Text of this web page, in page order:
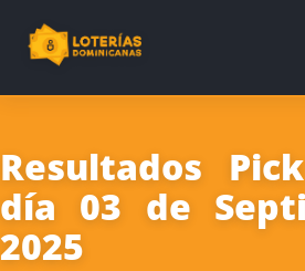
Resultados
día 03 de
2025